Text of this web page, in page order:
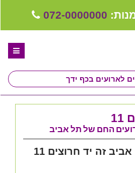
072-0000000
לארועים בכף ידך
החם של תל אביב
זה יד חרוצים 11